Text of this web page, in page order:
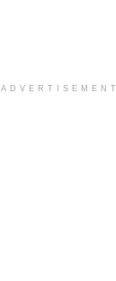
ADVERTISEMENT